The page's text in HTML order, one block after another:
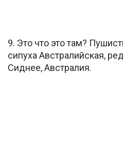
9. Это что это там?
сипуха Австралийская,
Сиднее, Австралия.